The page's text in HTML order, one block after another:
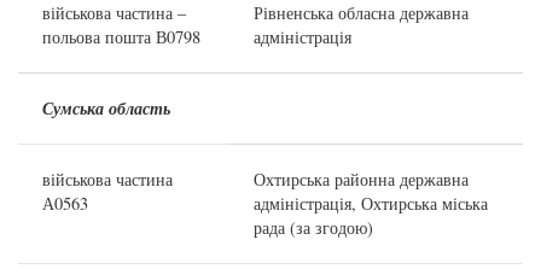
військова частина –
польова пошта В0798
Рівненська обласна державна
адміністрація
Сумська область
військова частина
А0563
Охтирська районна державна
адміністрація, Охтирська міська
рада (за згодою)